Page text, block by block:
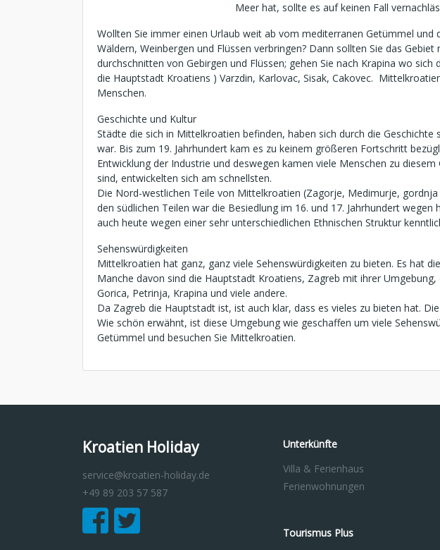
Meer hat, sollte es auf keinen Fall
Wollten Sie immer einen Urlaub weit ab vom mediterranen Getümmel
Wäldern, Weinbergen und Flüssen verbringen? Dann sollten Sie das
durchschnitten von Gebirgen und Flüssen; gehen Sie nach Krapina wo
die Hauptstadt Kroatiens ) Varzdin, Karlovac, Sisak, Cakovec.
Menschen.
Geschichte und Kultur
Städte die sich in Mittelkroatien befinden, haben sich durch die
war. Bis zum 19. Jahrhundert kam es zu keinem größeren Fortschritt
Entwicklung der Industrie und deswegen kamen viele Menschen zu
sind, entwickelten sich am schnellsten.
Die Nord-westlichen Teile von Mittelkroatien (Zagorje, Medimurje,
den südlichen Teilen war die Besiedlung im 16. und 17. Jahrhundert
auch heute wegen einer sehr unterschiedlichen Ethnischen Struktur
Sehenswürdigkeiten
Mittelkroatien hat ganz, ganz viele Sehenswürdigkeiten zu bieten. Es hat
Manche davon sind die Hauptstadt Kroatiens, Zagreb mit ihrer
Gorica, Petrinja, Krapina und viele andere.
Da Zagreb die Hauptstadt ist, ist auch klar, dass es vieles zu bieten hat.
Wie schön erwähnt, ist diese Umgebung wie geschaffen um viele
Getümmel und besuchen Sie Mittelkroatien.
Kroatien Holiday
service@kroatien-holiday.de
+49 89 203 57 587
Unterkünfte
Villa & Ferienhaus
Ferienwohnungen
Tourismus Plus